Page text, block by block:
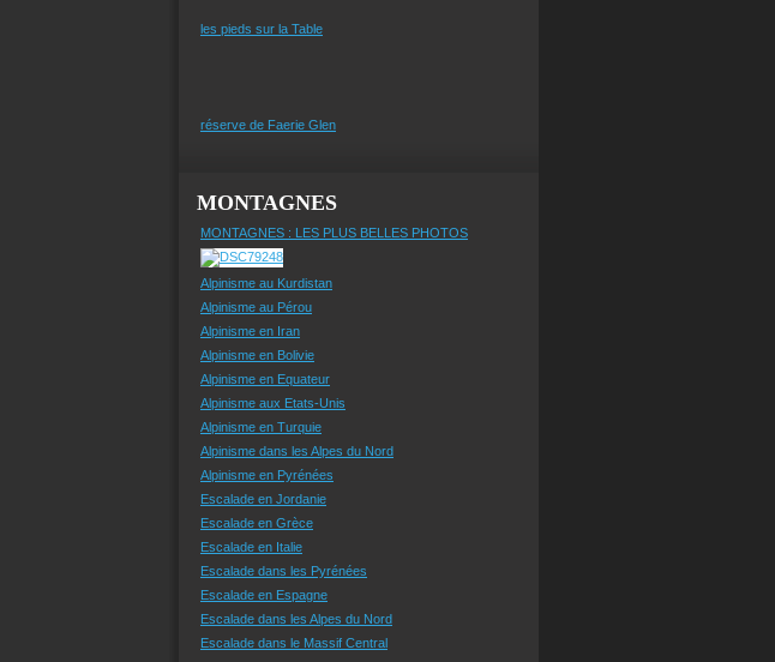
les pieds sur la Table
réserve de Faerie Glen
MONTAGNES
MONTAGNES : LES PLUS BELLES PHOTOS
Alpinisme au Kurdistan
Alpinisme au Pérou
Alpinisme en Iran
Alpinisme en Bolivie
Alpinisme en Equateur
Alpinisme aux Etats-Unis
Alpinisme en Turquie
Alpinisme dans les Alpes du Nord
Alpinisme en Pyrénées
Escalade en Jordanie
Escalade en Grèce
Escalade en Italie
Escalade dans les Pyrénées
Escalade en Espagne
Escalade dans les Alpes du Nord
Escalade dans le Massif Central